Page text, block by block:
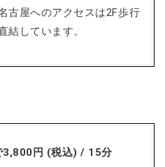
古屋へのアクセスは2F歩行
結しています。
3,800円 (税込) / 15分